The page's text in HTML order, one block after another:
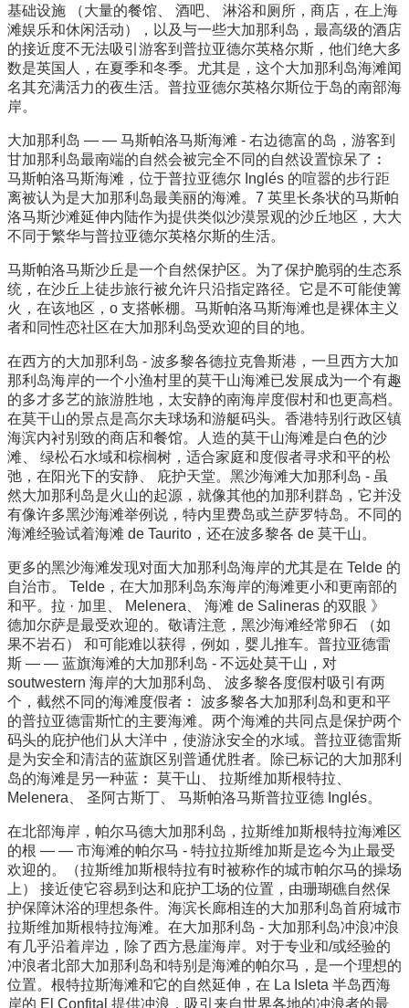
基础设施 （大量的餐馆、 酒吧、 淋浴和厕所，商店，在上海
滩娱乐和休闲活动），以及与一些大加那利岛，最高级的酒店
的接近度不无法吸引游客到普拉亚德尔英格尔斯，他们绝大多
数是英国人，在夏季和冬季。尤其是，这个大加那利岛海滩闻
名其充满活力的夜生活。普拉亚德尔英格尔斯位于岛的南部海
岸。
大加那利岛 — — 马斯帕洛马斯海滩 - 右边德富的岛，游客到
甘加那利岛最南端的自然会被完全不同的自然设置惊呆了︰
马斯帕洛马斯海滩，位于普拉亚德尔 Inglés 的喧嚣的步行距
离被认为是大加那利岛最美丽的海滩。7 英里长条状的马斯帕
洛马斯沙滩延伸内陆作为提供类似沙漠景观的沙丘地区，大大
不同于繁华与普拉亚德尔英格尔斯的生活。
马斯帕洛马斯沙丘是一个自然保护区。为了保护脆弱的生态系
统，在沙丘上徒步旅行被允许只沿指定路径。它是不可能使篝
火，在该地区，o 支搭帐棚。马斯帕洛马斯海滩也是裸体主义
者和同性恋社区在大加那利岛受欢迎的目的地。
在西方的大加那利岛 - 波多黎各德拉克鲁斯港，一旦西方大加
那利岛海岸的一个小渔村里的莫干山海滩已发展成为一个有趣
的多才多艺的旅游胜地，太安静的南海岸度假村和也更高档。
在莫干山的景点是高尔夫球场和游艇码头。香港特别行政区镇
海滨内衬别致的商店和餐馆。人造的莫干山海滩是白色的沙
滩、 绿松石水域和棕榈树，适合家庭和度假者寻求和平的松
弛，在阳光下的安静、 庇护天堂。黑沙海滩大加那利岛 - 虽
然大加那利岛是火山的起源，就像其他的加那利群岛，它并没
有像许多黑沙海滩举例说，特内里费岛或兰萨罗特岛。不同的
海滩经验试着海滩 de Taurito，还在波多黎各 de 莫干山。
更多的黑沙海滩发现对面大加那利岛海岸的尤其是在 Telde 的
自治市。 Telde，在大加那利岛东海岸的海滩更小和更南部的
和平。拉 · 加里、 Melenera、 海滩 de Salineras 的双眼 》
德加尔萨是最受欢迎的。敬请注意，黑沙海滩经常卵石 （如
果不岩石） 和可能难以获得，例如，婴儿推车。普拉亚德雷
斯 — — 蓝旗海滩的大加那利岛 - 不远处莫干山，对
soutwestern 海岸的大加那利岛、 波多黎各度假村吸引有两
个，截然不同的海滩度假者︰ 波多黎各大加那利岛和更和平
的普拉亚德雷斯忙的主要海滩。两个海滩的共同点是保护两个
码头的庇护他们从大洋中，使游泳安全的水域。普拉亚德雷斯
是为安全和清洁的蓝旗区别普通优胜者。除已标记的大加那利
岛的海滩是另一种蓝︰ 莫干山、 拉斯维加斯根特拉、
Melenera、 圣阿古斯丁、 马斯帕洛马斯普拉亚德 Inglés。
在北部海岸，帕尔马德大加那利岛，拉斯维加斯根特拉海滩区
的根 — — 市海滩的帕尔马 - 特拉拉斯维加斯是迄今为止最受
欢迎的。（拉斯维加斯根特拉有时被称作的城市帕尔马的操场
上） 接近使它容易到达和庇护工场的位置，由珊瑚礁自然保
护保障沐浴的理想条件。海滨长廊相连的大加那利岛首府城市
拉斯维加斯根特拉海滩。在大加那利岛 - 大加那利岛冲浪冲浪
有几乎沿着岸边，除了西方悬崖海岸。对于专业和/或经验的
冲浪者北部大加那利岛和特别是海滩的帕尔马，是一个理想的
位置。根特拉斯海滩和它的自然延伸，在 La Isleta 半岛西海
岸的 El Confital 提供冲浪，吸引来自世界各地的冲浪者的最